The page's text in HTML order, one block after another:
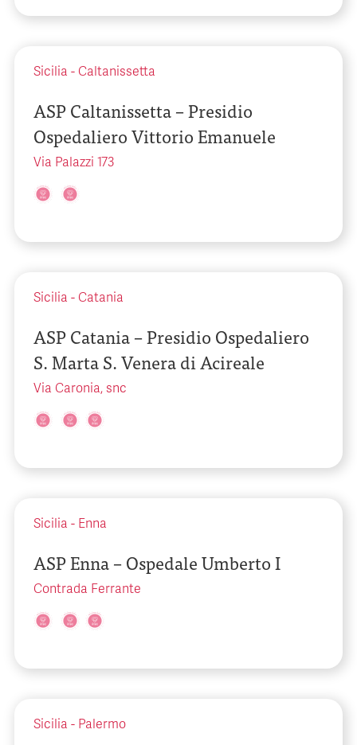
Sicilia - Caltanissetta
ASP Caltanissetta – Presidio
Ospedaliero Vittorio Emanuele
Via Palazzi 173
Sicilia - Catania
ASP Catania – Presidio Ospedaliero
S. Marta S. Venera di Acireale
Via Caronia, snc
Sicilia - Enna
ASP Enna – Ospedale Umberto I
Contrada Ferrante
Sicilia - Palermo